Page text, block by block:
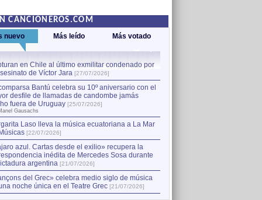
CANCIONEROS.COM
nuevo Más leído Más votado
en Chile al último exmilitar condenado por
de Víctor Jara [27/07/2026]
Bantú celebra su 10º aniversario con el
desfile de llamadas de candombe jamás
fuera de Uruguay [25/07/2026]
Gausachs
Laso lleva la música ecuatoriana a La Mar
[22/07/2026]
azul. Cartas desde el exilio» recupera la
inédita de Mercedes Sosa durante
argentina [21/07/2026]
del Grec» celebra medio siglo de música
noche única en el Teatre Grec [21/07/2026]